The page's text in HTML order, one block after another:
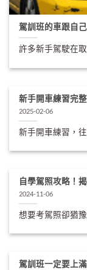
駕訓班的車跟自
許多新手駕駛在
新手開車練習完
2025-02-06
新手開車練習，
自學駕照攻略！
2024-11-06
想要考駕照卻猶
駕訓班一定要上